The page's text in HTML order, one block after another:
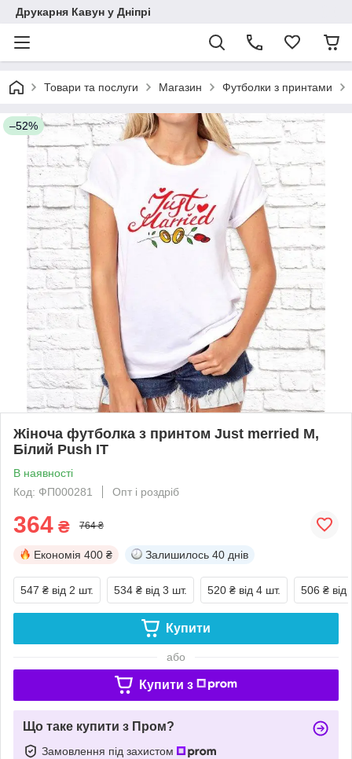
Друкарня Кавун у Дніпрі
Товари та послуги Магазин Футболки з принтами
–52%
Жіноча футболка з принтом Just merried M,
Білий Push IT
В наявності
Код: ФП000281
Опт і роздріб
364 ₴ 764 ₴
Економія 400 ₴ Залишилось 40 днів
547 ₴ від 2 шт. 534 ₴ від 3 шт. 520 ₴ від 4 шт. 506 ₴ від
Купити
або
Купити з
Що таке купити з Пром?
Замовлення під захистом